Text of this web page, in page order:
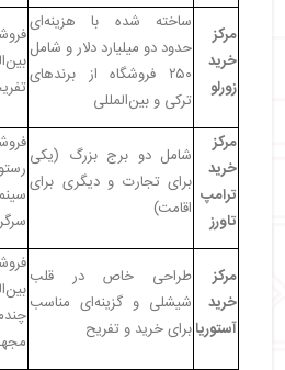
مرکز
خرید
زورلو
ساخته شده با هزینه‌ای
حدود دو میلیارد دلار و شامل
۲۵۰ فروشگاه از برندهای
ترکی و بین‌المللی
مرکز
خرید
ترامپ
تاورز
شامل دو برج بزرگ (یکی
برای تجارت و دیگری برای
اقامت)
مرکز
خرید
آستوریا
طراحی خاص در قلب
شیشلی و گزینه‌ای مناسب
برای خرید و تفریح